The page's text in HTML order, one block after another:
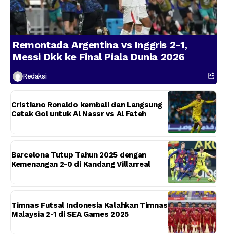
Remontada Argentina vs Inggris 2-1,
Messi Dkk ke Final Piala Dunia 2026
Redaksi
Cristiano Ronaldo kembali dan Langsung
Cetak Gol untuk Al Nassr vs Al Fateh
Barcelona Tutup Tahun 2025 dengan
Kemenangan 2-0 di Kandang Villarreal
Timnas Futsal Indonesia Kalahkan Timnas
Malaysia 2-1 di SEA Games 2025